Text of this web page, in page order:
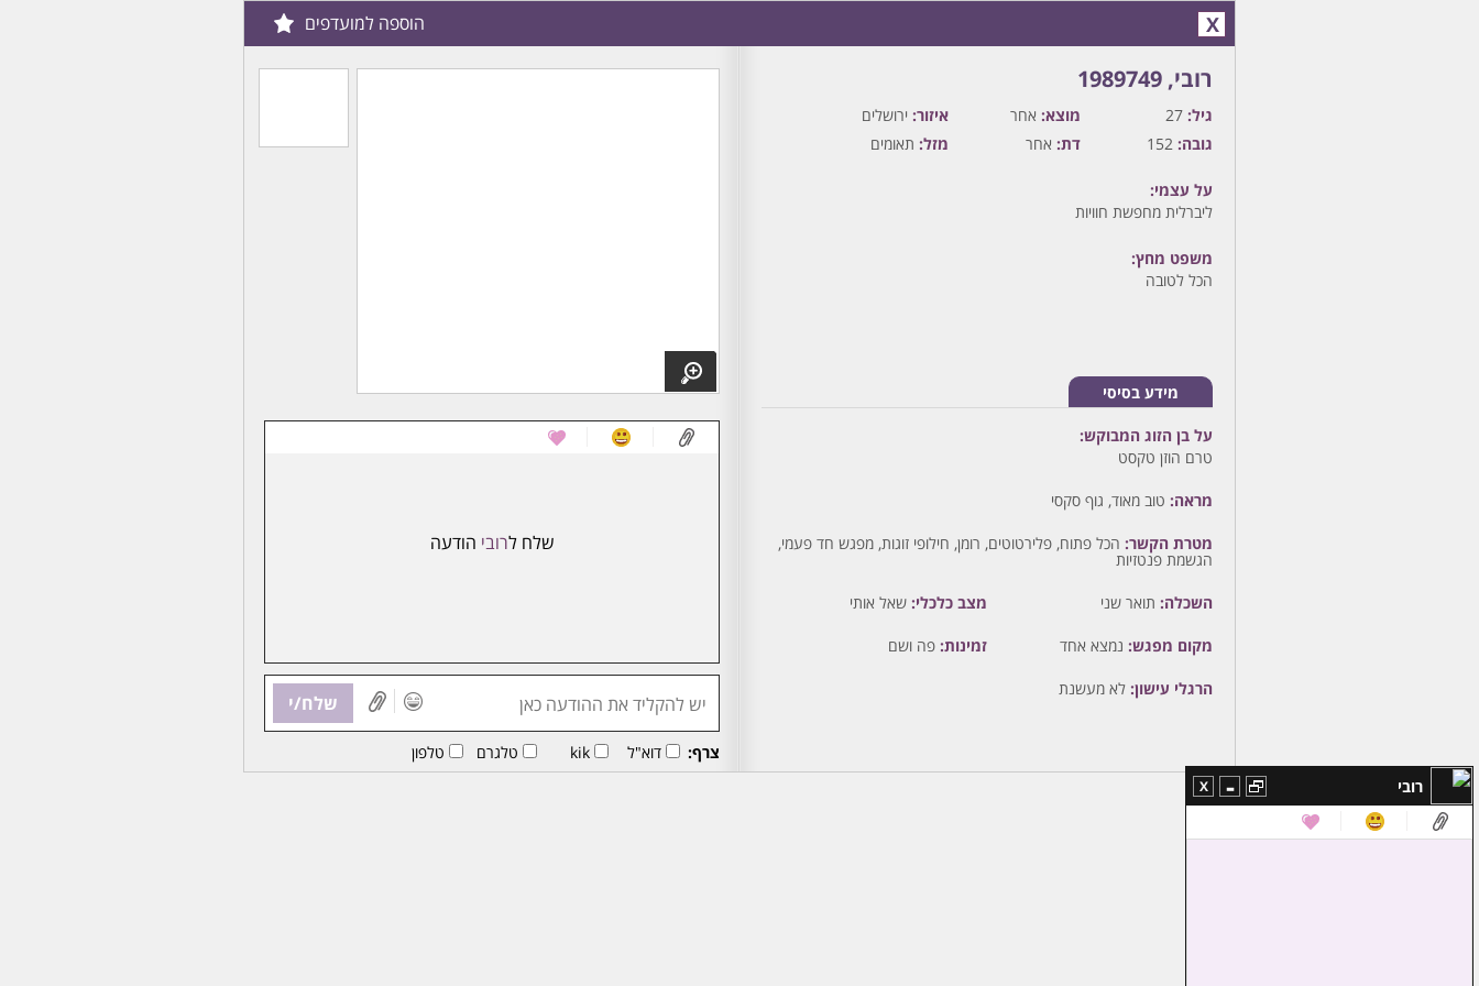
X הוספה למועדפים
רובי‏, 1989749
גיל: 27 מוצא: אחר איזור: ירושלים
גובה: 152 דת: אחר מזל: תאומים
על עצמי:
ליברלית מחפשת חוויות
משפט מחץ:
הכל לטובה
מידע בסיסי
על בן הזוג המבוקש:
טרם הוזן טקסט
מראה: טוב מאוד, גוף סקסי
מטרת הקשר: הכל פתוח, פלירטוטים, רומן, חילופי זוגות, מפגש חד פעמי,
הגשמת פנטזיות
השכלה: תואר שני מצב כלכלי: שאל אותי
מקום מפגש: נמצא אחד זמינות: פה ושם
הרגלי עישון: לא מעשנת
שלח לרובי הודעה
שלח/י
צרף: דוא"ל kik טלגרם
טלפון
רובי
X -